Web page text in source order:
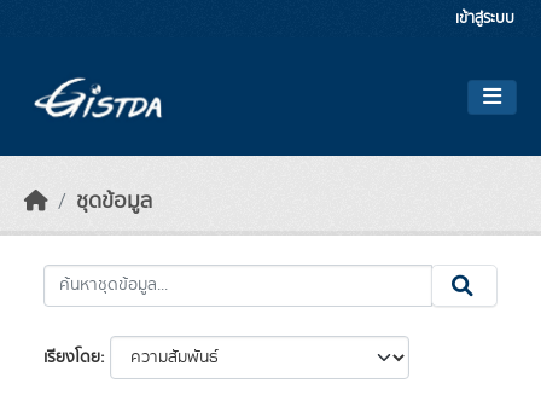
เข้าสู่ระบบ
ชุดข้อมูล
เรียงโดย